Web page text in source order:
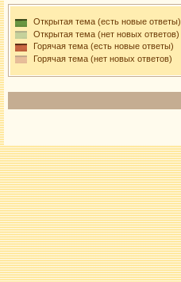
Открытая тема (есть новые ответы)
Открытая тема (нет новых ответов)
Горячая тема (есть новые ответы)
Горячая тема (нет новых ответов)